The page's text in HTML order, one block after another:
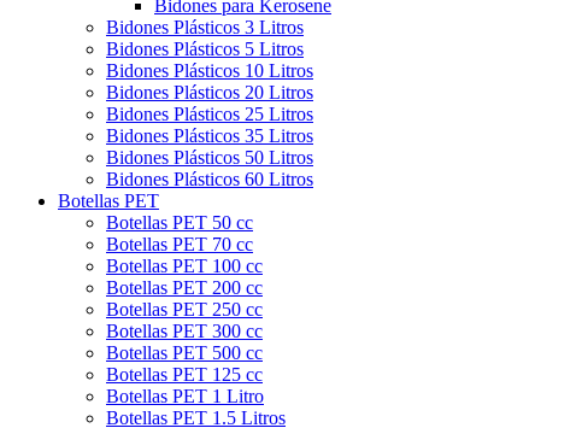
Bidones para Kerosene
Bidones Plásticos 3 Litros
Bidones Plásticos 5 Litros
Bidones Plásticos 10 Litros
Bidones Plásticos 20 Litros
Bidones Plásticos 25 Litros
Bidones Plásticos 35 Litros
Bidones Plásticos 50 Litros
Bidones Plásticos 60 Litros
Botellas PET
Botellas PET 50 cc
Botellas PET 70 cc
Botellas PET 100 cc
Botellas PET 200 cc
Botellas PET 250 cc
Botellas PET 300 cc
Botellas PET 500 cc
Botellas PET 125 cc
Botellas PET 1 Litro
Botellas PET 1.5 Litros